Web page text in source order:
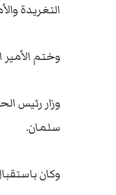
التغريدة
وختم
وزار رئيس
سلمان.
وكان